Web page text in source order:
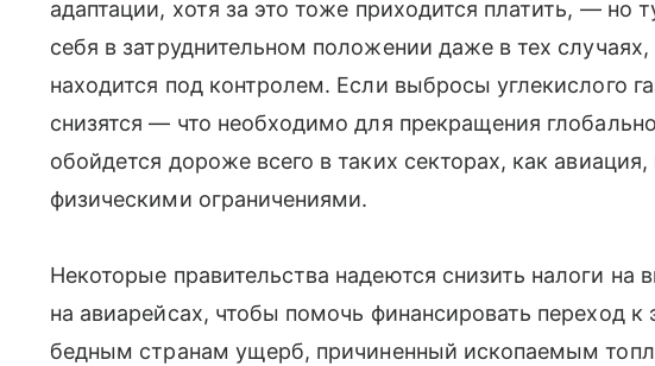
адаптации, хотя за это тоже приходится платить, — но
себя в затруднительном положении даже в тех случаях,
находится под контролем. Если выбросы углекислого
снизятся — что необходимо для прекращения
обойдется дороже всего в таких секторах, как
физическими ограничениями.
Некоторые правительства надеются снизить налоги на
на авиарейсах, чтобы помочь финансировать переход к
бедным странам ущерб, причиненный ископаемым